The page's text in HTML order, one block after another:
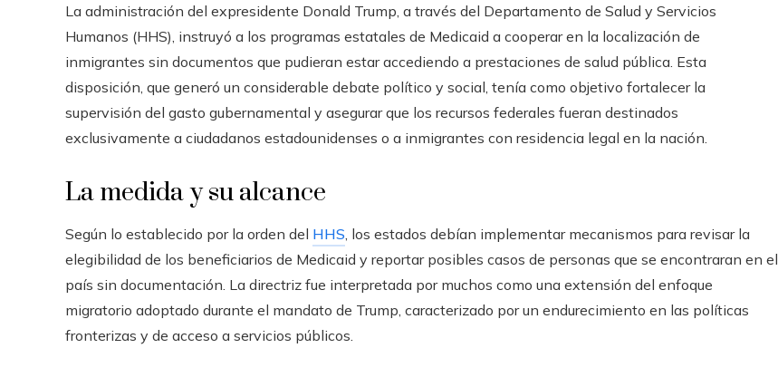
La administración del expresidente Donald Trump, a través del Departamento de Salud y Servicios
Humanos (HHS), instruyó a los programas estatales de Medicaid a cooperar en la localización de
inmigrantes sin documentos que pudieran estar accediendo a prestaciones de salud pública. Esta
disposición, que generó un considerable debate político y social, tenía como objetivo fortalecer la
supervisión del gasto gubernamental y asegurar que los recursos federales fueran destinados
exclusivamente a ciudadanos estadounidenses o a inmigrantes con residencia legal en la nación.
La medida y su alcance
Según lo establecido por la orden del HHS , los estados debían implementar mecanismos para revisar la
elegibilidad de los beneficiarios de Medicaid y reportar posibles casos de personas que se encontraran en el
país sin documentación. La directriz fue interpretada por muchos como una extensión del enfoque
migratorio adoptado durante el mandato de Trump, caracterizado por un endurecimiento en las políticas
fronterizas y de acceso a servicios públicos.